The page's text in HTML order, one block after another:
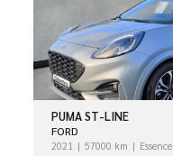
PUMA ST-LINE
FORD
2021 57000 km Essence